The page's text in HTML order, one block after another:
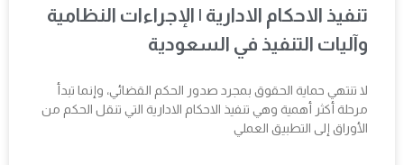
تنفيذ الاحكام الادارية | الإجراءات النظامية
وآليات التنفيذ في السعودية
لا تنتهي حماية الحقوق بمجرد صدور الحكم القضائي، وإنما تبدأ
مرحلة أكثر أهمية وهي تنفيذ الاحكام الادارية التي تنقل الحكم من
الأوراق إلى التطبيق العملي